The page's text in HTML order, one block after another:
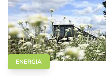
ENERGIA